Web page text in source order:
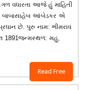
Read Free
વધારતા આજે હું માહિતી
બાબાસાહેબ આંબેડકર એ
છે. પુરુ નામ: ભીમરાવ
1891જન્મસ્થળ: મહુ,